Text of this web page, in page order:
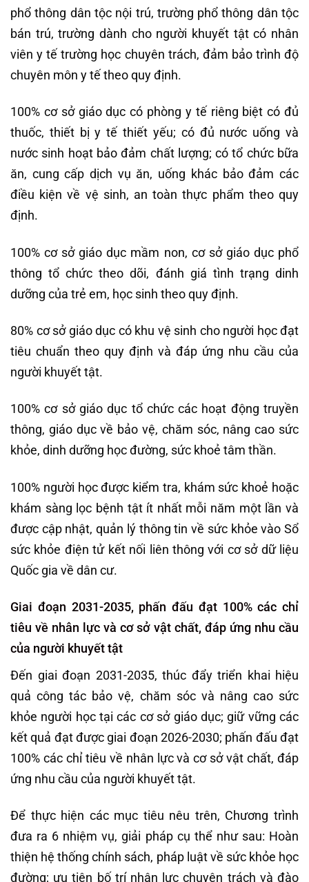
phổ thông dân tộc nội trú, trường phổ thông dân tộc
bán trú, trường dành cho người khuyết tật có nhân
viên y tế trường học chuyên trách, đảm bảo trình độ
chuyên môn y tế theo quy định.
100% cơ sở giáo dục có phòng y tế riêng biệt có đủ
thuốc, thiết bị y tế thiết yếu; có đủ nước uống và
nước sinh hoạt bảo đảm chất lượng; có tổ chức bữa
ăn, cung cấp dịch vụ ăn, uống khác bảo đảm các
điều kiện về vệ sinh, an toàn thực phẩm theo quy
định.
100% cơ sở giáo dục mầm non, cơ sở giáo dục phổ
thông tổ chức theo dõi, đánh giá tình trạng dinh
dưỡng của trẻ em, học sinh theo quy định.
80% cơ sở giáo dục có khu vệ sinh cho người học đạt
tiêu chuẩn theo quy định và đáp ứng nhu cầu của
người khuyết tật.
100% cơ sở giáo dục tổ chức các hoạt động truyền
thông, giáo dục về bảo vệ, chăm sóc, nâng cao sức
khỏe, dinh dưỡng học đường, sức khoẻ tâm thần.
100% người học được kiểm tra, khám sức khoẻ hoặc
khám sàng lọc bệnh tật ít nhất mỗi năm một lần và
được cập nhật, quản lý thông tin về sức khỏe vào Sổ
sức khỏe điện tử kết nối liên thông với cơ sở dữ liệu
Quốc gia về dân cư.
Giai đoạn 2031-2035, phấn đấu đạt 100% các chỉ
tiêu về nhân lực và cơ sở vật chất, đáp ứng nhu cầu
của người khuyết tật
Đến giai đoạn 2031-2035, thúc đẩy triển khai hiệu
quả công tác bảo vệ, chăm sóc và nâng cao sức
khỏe người học tại các cơ sở giáo dục; giữ vững các
kết quả đạt được giai đoạn 2026-2030; phấn đấu đạt
100% các chỉ tiêu về nhân lực và cơ sở vật chất, đáp
ứng nhu cầu của người khuyết tật.
Để thực hiện các mục tiêu nêu trên, Chương trình
đưa ra 6 nhiệm vụ, giải pháp cụ thể như sau: Hoàn
thiện hệ thống chính sách, pháp luật về sức khỏe học
đường; ưu tiên bố trí nhân lực chuyên trách và đào